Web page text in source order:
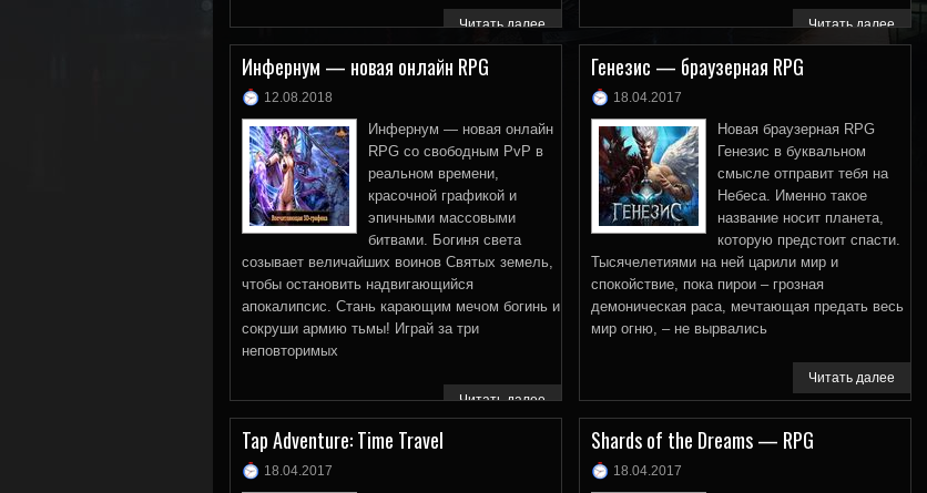
Читать далее Читать далее
Инфернум — новая онлайн RPG
12.08.2018
Инфернум — новая онлайн
RPG со свободным PvP в
реальном времени,
красочной графикой и
эпичными массовыми
битвами. Богиня света
созывает величайших воинов Святых земель,
чтобы остановить надвигающийся
апокалипсис. Стань карающим мечом богинь и
сокруши армию тьмы! Играй за три
неповторимых
Читать далее
Генезис — браузерная RPG
18.04.2017
Новая браузерная RPG
Генезис в буквальном
смысле отправит тебя на
Небеса. Именно такое
название носит планета,
которую предстоит спасти.
Тысячелетиями на ней царили мир и
спокойствие, пока пирои – грозная
демоническая раса, мечтающая предать весь
мир огню, – не вырвались
Читать далее
Tap Adventure: Time Travel
18.04.2017
Shards of the Dreams — RPG
18.04.2017